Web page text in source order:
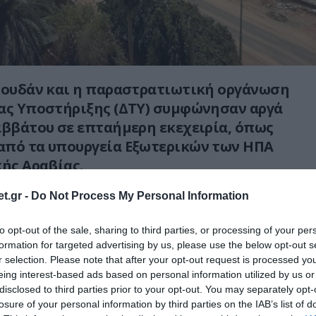
- Do Not Process My Personal Information
opt-out of the sale, sharing to third parties, or processing of your
for targeted advertising by us, please use the below opt-out
selection. Please note that after your opt-out request is processed
interest-based ads based on personal information utilized by us
to third parties prior to your opt-out. You may separately
of your personal information by third parties on the IAB’s list of
και η παραστρατιωτική οργάνωση
Υποστήριξης (ΔΤΥ) συμφώνησαν αργά
σε επταήμερη εκεχειρία, όπως
τα υπουργεία Εξωτερικών των ΗΠΑ
Αραβίας.
των αντιμαχόμενων πλευρών στο Σουδάν
ανακοίνωση Ουάσινγκτον-Ριάντ που
από το Στέιτ Ντιπάρτμεντ.
υπό τον στρατηγό Άμπντελ Φάταχ αλ
ΔΤΥ του στρατηγού Μοχάμεντ Χαμντάν